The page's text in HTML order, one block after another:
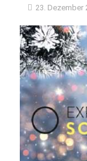
23. Dezember